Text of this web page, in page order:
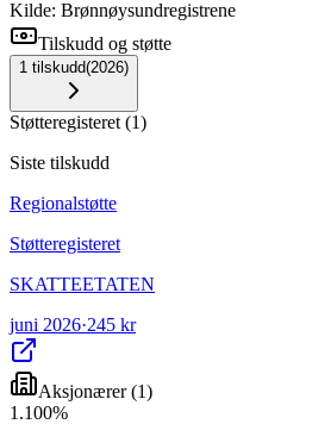
Kilde: Brønnøysundregistrene
Tilskudd og støtte
1 tilskudd(2026)
Støtteregisteret (1)
Siste tilskudd
Regionalstøtte
Støtteregisteret
SKATTEETATEN
juni 2026·245 kr
Aksjonærer(1)
1 .100%